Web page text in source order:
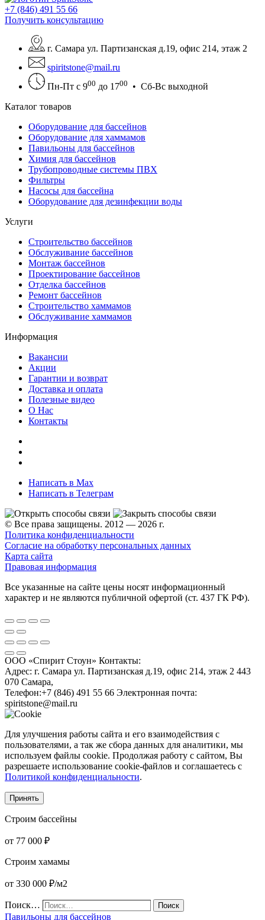
+7 (846) 491 55 66
Получить консультацию
г. Самара ул. Партизанская д.19, офис 214, этаж 2
spiritstone@mail.ru
Пн-Пт с 900 до 1700
• Сб-Вс выходной
Каталог товаров
Оборудование для бассейнов
Оборудование для хаммамов
Павильоны для бассейнов
Химия для бассейнов
Трубопроводные системы ПВХ
Фильтры
Насосы для бассейна
Оборудование для дезинфекции воды
Услуги
Строительство бассейнов
Обслуживание бассейнов
Монтаж бассейнов
Проектирование бассейнов
Отделка бассейнов
Ремонт бассейнов
Строительство хаммамов
Обслуживание хаммамов
Информация
Вакансии
Акции
Гарантии и возврат
Доставка и оплата
Полезные видео
О Нас
Контакты
Написать в Max
Написать в Телеграм
© Все права защищены. 2012 — 2026 г.
Политика конфиденциальности
Согласие на обработку персональных данных
Карта сайта
Правовая информация
Все указанные на сайте цены носят информационный
характер и не являются публичной офертой (ст. 437 ГК РФ).
ООО «Спирит Стоун» Контакты:
Адрес: г. Самара ул. Партизанская д.19, офис 214, этаж 2 443
070 Самара,
Телефон:+7 (846) 491 55 66 Электронная почта:
spiritstone@mail.ru
Для улучшения работы сайта и его взаимодействия с
пользователями, а так же сбора данных для аналитики, мы
используем файлы cookie. Продолжая работу с сайтом, Вы
разрешаете использование cookie-файлов и соглашаетесь с
Политикой конфиденциальности.
Принять
Строим бассейны
от 77 000 ₽
Строим хамамы
от 330 000 ₽/м2
Поиск… Поиск
Павильоны для бассейнов